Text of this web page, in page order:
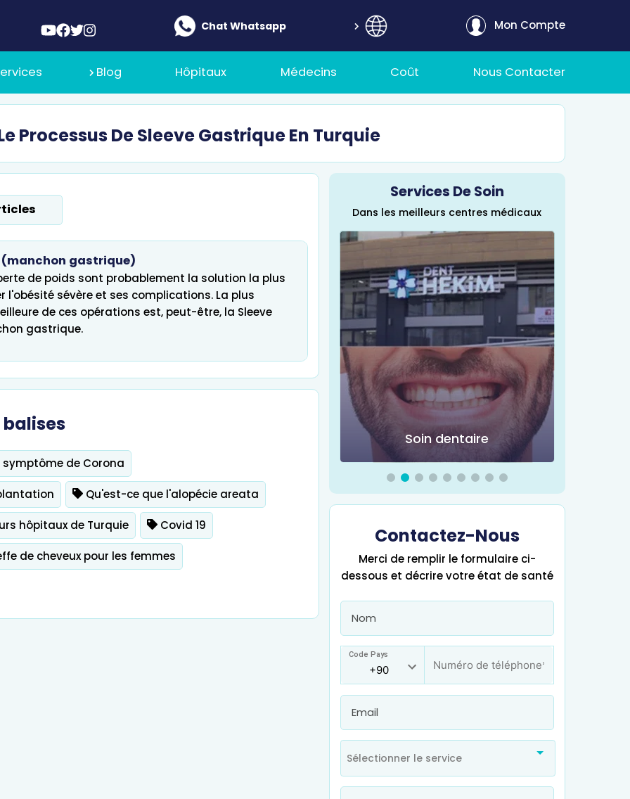
Chat Whatsapp Mon Compte
Nous
Recrutement
Blog Hôpitaux Médecins Coût Nous Contacter
Processus De Sleeve Gastrique En Turquie
gastrique)
de poids sont probablement la solution la plus
l'obésité sévère et ses complications. La plus
de ces opérations est, peut-être, la Sleeve
gastrique.
balises
symptôme de Corona
Qu'est-ce que l'alopécie areata
hôpitaux de Turquie Covid 19
de cheveux pour les femmes
Services De Soin
Dans les meilleurs centres médicaux
de l'infertilité et
Soin dentaire
Contactez-Nous
Merci de remplir le formulaire ci-
dessous et décrire votre état de santé
Code Pays
Sélectionner le service